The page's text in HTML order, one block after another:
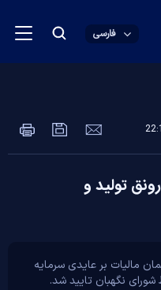
فارسی
تولید و
مالیات بر عایدی سرمایه
نگهبان تایید شد.